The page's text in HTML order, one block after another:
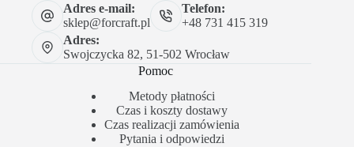
Adres e-mail:
sklep@forcraft.pl
Telefon:
+48 731 415 319
Adres:
Swojczycka 82, 51-502 Wrocław
Pomoc
Metody płatności
Czas i koszty dostawy
Czas realizacji zamówienia
Pytania i odpowiedzi